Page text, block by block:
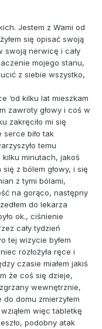
Jestem z Wami od
się opisać swoją
swoją nerwicę i cały
mojego stanu,
z siebie wszystko,
‘od kilku lat mieszkam
zawroty głowy i coś w
zakręciło mi się
serce biło tak
temu
kilku minutach, jakoś
z bólem głowy, i się
z tymi bólami,
na gorąco, następny
do lekarza
ok., ciśnienie
cały tydzień
tej wizycie byłem
rozłożyła ręce i
czasie miałem jakiś
że coś się dzieje,
wewnętrznie,
domu zmierzyłem
więc tabletkę
podobny atak